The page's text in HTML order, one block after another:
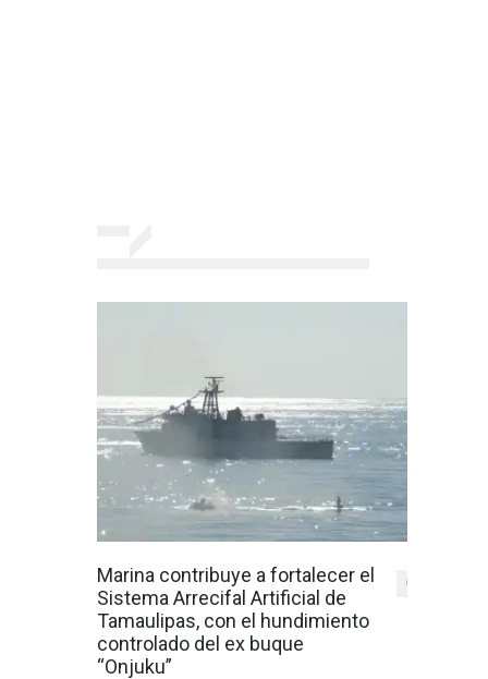
Marina contribuye a fortalecer el
Sistema Arrecifal Artificial de
Tamaulipas, con el hundimiento
controlado del ex buque
“Onjuku”
0